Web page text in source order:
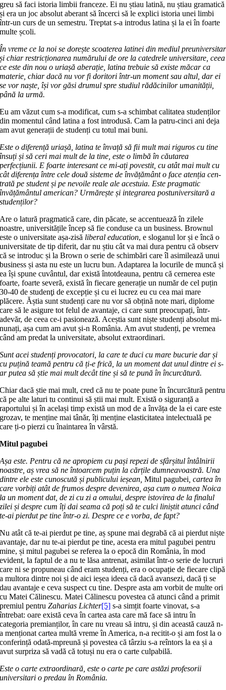
greu să faci istoria limbii franceze. Ei nu știau latină, nu știau gramatică
și era un joc absolut aberant să încerci să le explici istoria unei limbi
într-un curs de un semestru. Treptat s-a introdus latina și la ei în foarte
multe școli.
În vreme ce la noi se dorește scoaterea latinei din mediul preuniversitar
și chiar restricționarea numărului de ore la catedrele universitare, ceea
ce este din nou o uriașă aberație, latina trebuie să existe măcar ca
materie, chiar dacă nu vor fi doritori într-un moment sau altul, dar ei
se vor naște, își vor găsi drumul spre studiul rădăcinilor umanității,
până la urmă.
Eu am văzut cum s-a modificat, cum s-a schimbat calitatea studenților
din momentul când latina a fost in­tro­dusă. Cam la patru-cinci ani deja
am avut generații de studenți cu totul mai buni.
Este o diferență uriașă, latina te în­va­ță să fii mult mai riguros cu tine
în­suți și să ceri mai mult de la tine, este o lim­bă în căutarea
perfecțiunii. E foarte interesant ce mi-ați povestit, cu atât mai mult cu
cât diferența între cele două sis­te­me de învățământ o face atenția cen­
tra­tă pe student și pe nevoile reale ale aces­tuia. Este pragmatic
învățământul ame­rican? Urmărește și integrarea post­universitară a
studenților?
Are o latură pragmatică care, din pă­cate, se accentuează în zilele
noastre, uni­­versitățile încep să fie conduse ca un bu­si­ness. Brownul
este o universita­te așa-zisă liberal education, e sloganul lor și e în­că o
universitate de tip diferit, dar nu știu cât va mai dura pentru că observ
că se introduc și la Brown o se­rie de schim­bări care îl asimilează unui
business și asta nu este un lucru bun. Adaptarea la lo­curile de muncă și
ea își spune cuvân­tul, dar există întotdeauna, pentru că cernerea este
foarte, foarte se­veră, există în fiecare generație un nu­măr de cel puțin
30-40 de studenţi de excepție și cu ei lucrez eu cu cea mai ma­re
plăcere. Ăștia sunt studenți care nu vor să obți­nă note mari, diplome
care să le asigure tot felul de avantaje, ci care sunt preo­cu­pați, într-
adevăr, de ceea ce-i pa­sionează. Aceștia sunt niște studenți absolut mi­
nu­nați, așa cum am avut și-n România. Am avut studenți, pe vremea
când am predat la universitate, absolut extraor­dinari.
Sunt acei studenți provocatori, la ca­re te duci cu mare bucurie dar și
cu pu­țină teamă pentru că ți-e frică, la un moment dat unul dintre ei s-
ar putea să știe mai mult decât tine și să te pună în încurcătură.
Chiar dacă știe mai mult, cred că nu te poate pune în încurcătură pentru
că pe alte laturi tu continui să știi mai mult. Există o siguranță a
raportului și în același timp există un mod de a învăța de la ei care este
grozav, te menține mai tânăr, îți menține elasticitatea intelec­tuală pe
care ți-o pierzi cu înaintarea în vârstă.
Mitul pagubei
Așa este. Pentru că ne apropiem cu pași repezi de sfârșitul întâlnirii
noastre, aș vrea să ne întoarcem puțin la cărțile dumneavoastră. Una
dintre ele este cu­nos­cută și publicului ieșean,Mitul pa­gu­bei, cartea în
care vorbiți atât de frumos despre devenirea, așa cum o numea Noica
la un moment dat, de zi cu zi a omului, despre istovirea de la finalul
zilei și despre cum îți dai seama că poți să te culci liniștit atunci când
te-ai pierdut pe tine într-o zi. Despre ce e vor­ba, de fapt?
Nu atât că te-ai pierdut pe tine, aș spune mai degrabă că ai pierdut niște
avantaje, dar nu te-ai pierdut pe tine, acesta era mitul pagubei pentru
mine, și mitul pagubei se referea la o epocă din România, în mod
evident, la faptul de a nu te lăsa antrenat, asimilat într-o serie de lucruri
care ni se propuneau când eram studenți, era o ocupație de fiecare clipă
a multora dintre noi și de aici ieșea ideea că dacă avansezi, dacă ți se
dau avantaje e ceva suspect cu tine. Despre asta am vorbit de multe ori
cu Matei Călinescu. Matei Călinescu povestea că atunci când a primit
premiul pentruZaharias Lichter[5] s-a simțit foarte vino­vat, s-a
întrebat: oare există ceva în cartea asta care mă face să intru în
categoria pre­mianților, în care nu vreau să intru, și din această cauză n-
a menționat cartea multă vreme în America, n-a recitit-o și am fost la o
conferință odată-mpreună și povestea că târziu s-a reîntors la ea și a
avut surpriza să vadă că totuși nu era o carte culpabilă.
Este o carte extraordinară, este o carte pe care astăzi profesorii
universitari o predau în România.